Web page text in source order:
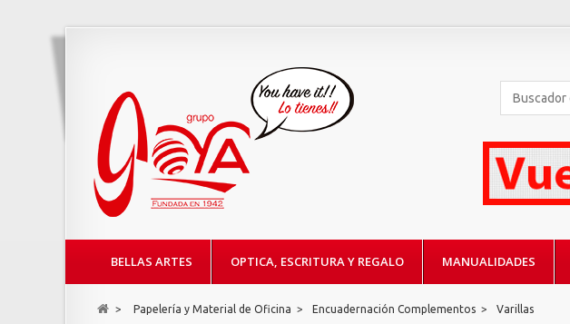
BELLAS ARTES OPTICA, ESCRITURA Y REGALO MANUALIDADES
> Papelería y Material de Oficina > Encuadernación Complementos > Varillas